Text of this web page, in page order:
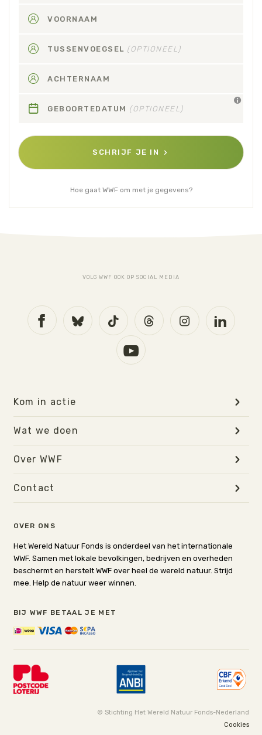
VOORNAAM
TUSSENVOEGSEL (OPTIONEEL)
ACHTERNAAM
GEBOORTEDATUM (OPTIONEEL)
SCHRIJF JE IN
Hoe gaat WWF om met je gegevens?
VOLG WWF OOK OP SOCIAL MEDIA
OVER ONS
Het Wereld Natuur Fonds is onderdeel van het internationale
WWF. Samen met lokale bevolkingen, bedrijven en overheden
beschermt en herstelt WWF over heel de wereld natuur. Strijd
mee. Help de natuur weer winnen.
BIJ WWF BETAAL JE MET
Kom in actie
Wat we doen
Over WWF
Contact
© Stichting Het Wereld Natuur Fonds-Nederland
Cookies